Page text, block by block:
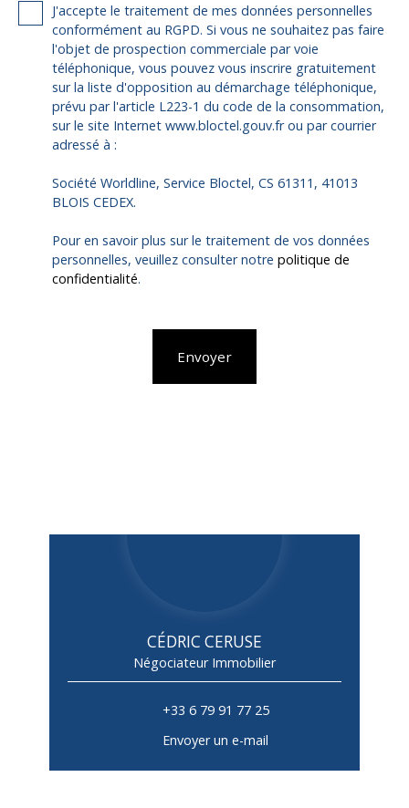
J'accepte le traitement de mes données personnelles
conformément au RGPD. Si vous ne souhaitez pas faire
l'objet de prospection commerciale par voie
téléphonique, vous pouvez vous inscrire gratuitement
sur la liste d'opposition au démarchage téléphonique,
prévu par l'article L223-1 du code de la consommation,
sur le site Internet www.bloctel.gouv.fr ou par courrier
adressé à :
Société Worldline, Service Bloctel, CS 61311, 41013
BLOIS CEDEX.
Pour en savoir plus sur le traitement de vos données
personnelles, veuillez consulter notre politique de
confidentialité.
Envoyer
CÉDRIC CERUSE
Négociateur Immobilier
+33 6 79 91 77 25
Envoyer un e-mail